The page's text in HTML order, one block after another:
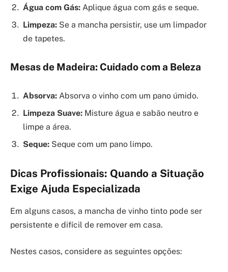
Água com Gás: Aplique água com gás e seque.
Limpeza: Se a mancha persistir, use um limpador
de tapetes.
Mesas de Madeira: Cuidado com a Beleza
Absorva: Absorva o vinho com um pano úmido.
Limpeza Suave: Misture água e sabão neutro e
limpe a área.
Seque: Seque com um pano limpo.
Dicas Profissionais: Quando a Situação
Exige Ajuda Especializada
Em alguns casos, a mancha de vinho tinto pode ser
persistente e difícil de remover em casa.
Nestes casos, considere as seguintes opções: